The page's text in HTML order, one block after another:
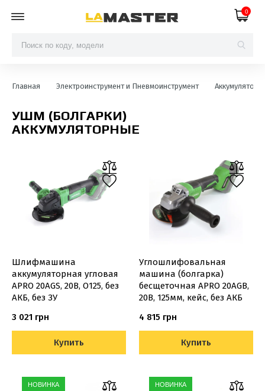
0
Главная Электроинструмент и Пневмоинструмент
УШМ (БОЛГАРКИ)
АККУМУЛЯТОРНЫЕ
Шлифмашина
аккумуляторная угловая
APRO 20AGS, 20В, O125, без
АКБ, без ЗУ
3 021 грн
Купить
Углошлифовальная
машина (болгарка)
бесщеточная APRO 20AGB,
20В, 125мм, кейс, без АКБ
4 815 грн
Купить
НОВИНКА НОВИНКА